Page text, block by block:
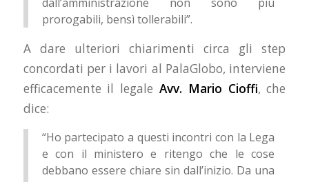
prorogabili, bensì tollerabili”.
A dare ulteriori chiarimenti circa gli step
concordati per i lavori al PalaGlobo, interviene
efficacemente il legale Avv. Mario Cioffi, che
dice:
“Ho partecipato a questi incontri con la Lega
e con il ministero e ritengo che le cose
debbano essere chiare sin dall’inizio. Da una